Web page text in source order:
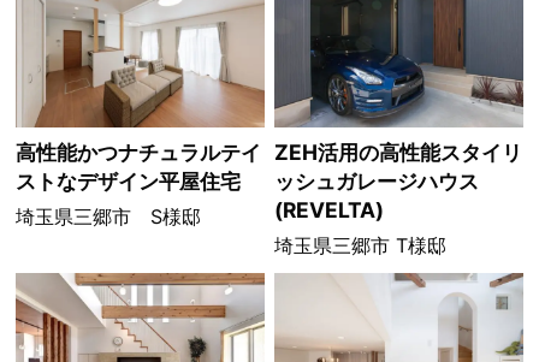
高性能かつナチュラルテイ
ストなデザイン平屋住宅
埼玉県三郷市 S様邸
ZEH活用の高性能スタイリ
ッシュガレージハウス
(REVELTA)
埼玉県三郷市 T様邸